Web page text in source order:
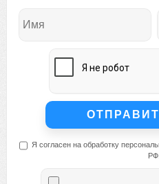
Я согласен на обработку
РФ.